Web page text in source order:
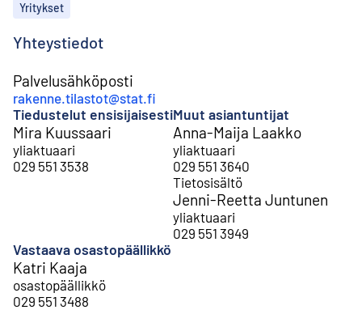
Aiheet
Yritykset
Yhteystiedot
Palvelusähköposti
rakenne.tilastot@stat.fi
Tiedustelut ensisijaisesti
Mira Kuussaari
yliaktuaari
029 551 3538
Muut asiantuntijat
Anna-Maija Laakko
yliaktuaari
029 551 3640
Tietosisältö
Jenni-Reetta Juntunen
yliaktuaari
029 551 3949
Vastaava osastopäällikkö
Katri Kaaja
osastopäällikkö
029 551 3488